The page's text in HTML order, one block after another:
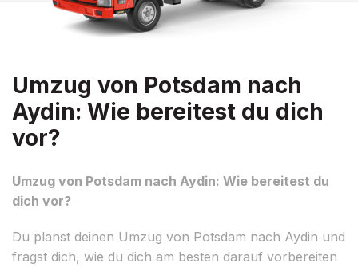
Umzug von Potsdam nach
Aydin: Wie bereitest du dich
vor?
Umzug von Potsdam nach Aydin: Wie bereitest du
dich vor?
Du planst deinen Umzug von Potsdam nach Aydin und
fragst dich, wie du dich am besten darauf vorbereiten